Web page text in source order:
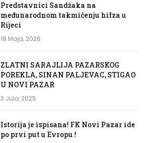
Predstavnici Sandžaka na
međunarodnom takmičenju hifza u
Rijeci
18 Maja, 2026
ZLATNI SARAJLIJA PAZARSKOG
POREKLA, SINAN PALJEVAC, STIGAO
U NOVI PAZAR
3 Jula, 2025
Istorija je ispisana! FK Novi Pazar ide
po prvi put u Evropu !